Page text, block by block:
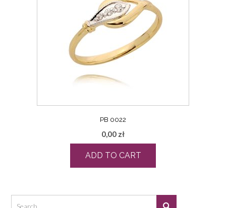
PB 0022
0,00 zł
ADD TO CART